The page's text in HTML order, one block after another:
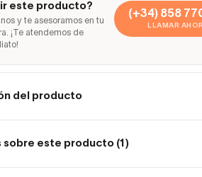
este producto?
y te asesoramos en tu
¡Te atendemos de
(+34) 858
LLAMAR
del producto
sobre este producto (1)